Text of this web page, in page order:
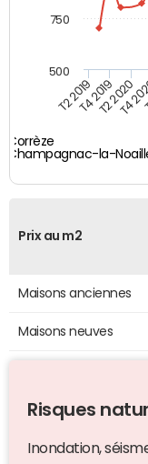
Corrèze
Champagnac-la-
T2 2019T4 2019T2 2020
T4
500
750
Prix au m2
Maisons anciennes
Maisons neuves
Risques
Inondation,